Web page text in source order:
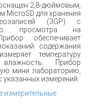
2,8-дюймовым,
MicroSD для хранения
(3GP) с
просмотра на
обеспечивает
содержания
температуру
Прибор
мини лабораторию,
измерений.
измерительные